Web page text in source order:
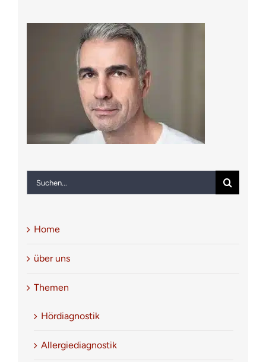
Suche
nach:
Home
über uns
Themen
Hördiagnostik
Allergiediagnostik